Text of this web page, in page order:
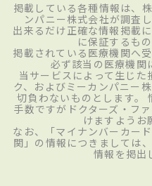
掲載している各種情報は、
ンパニー株式会社が調査
出来るだけ正確な情報掲載
に保証するも
掲載されている医療機関へ
必ず該当の医療機関
当サービスによって生じた
ク、およびミーカンパニー
切負わないものとします。
手数ですがドクターズ・フ
けますようお
なお、「マイナンバーカー
関」の情報につきましては
情報を掲出